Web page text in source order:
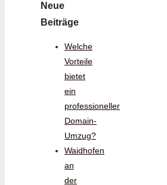
Neue
Beiträge
Welche
Vorteile
bietet
ein
professioneller
Domain-
Umzug?
Waidhofen
an
der